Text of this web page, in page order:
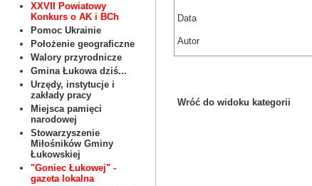
XXVII Powiatowy
Konkurs o AK i BCh
Pomoc Ukrainie
Położenie geograficzne
Walory przyrodnicze
Gmina Łukowa dziś...
Urzędy, instytucje i
zakłady pracy
Miejsca pamięci
narodowej
Stowarzyszenie
Miłośników Gminy
Łukowskiej
"Goniec Łukowej" -
gazeta lokalna
Data
Autor
Wróć do widoku kategorii